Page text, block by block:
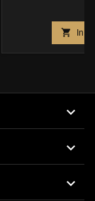
 In


